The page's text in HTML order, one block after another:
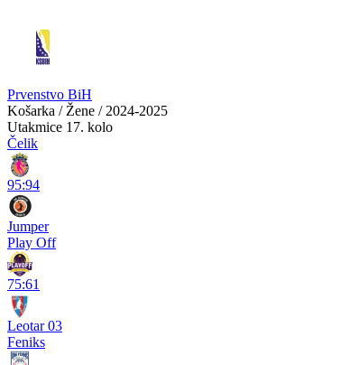
Prvenstvo BiH
Košarka / Žene / 2024-2025
Utakmice 17. kolo
Čelik
95:94
Jumper
Play Off
75:61
Leotar 03
Feniks